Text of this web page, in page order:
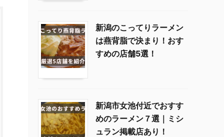
新潟のこってりラーメン
は燕背脂で決まり！おす
すめの店舗5選！
新潟市女池付近でおすす
めのラーメン７選｜ミシ
ュラン掲載店あり！